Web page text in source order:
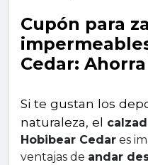
Cupón para
Cedar:
Si te gustan los
naturaleza, el
Hobibear Cedar es
ventajas de andar